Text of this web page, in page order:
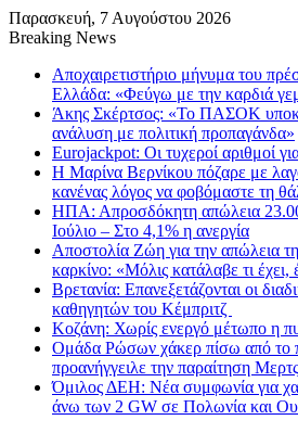
Παρασκευή, 7 Αυγούστου 2026
Breaking News
Αποχαιρετιστήριο μήνυμα του
Ελλάδα: «Φεύγω με την καρδιά
Άκης Σκέρτσος: «Το ΠΑΣΟΚ
ανάλυση με πολιτική προπαγάνδα»
Eurojackpot: Οι τυχεροί αριθμοί
Η Μαρίνα Βερνίκου πόζαρε με
κανένας λόγος να φοβόμαστε τη
ΗΠΑ: Απροσδόκητη απώλεια
Ιούλιο – Στο 4,1% η ανεργία
Αποστολία Ζώη για την απώλεια
καρκίνο: «Μόλις κατάλαβε τι έχει,
Βρετανία: Επανεξετάζονται οι
καθηγητών του Κέμπριτζ
Κοζάνη: Χωρίς ενεργό μέτωπο η
Ομάδα Ρώσων χάκερ πίσω από το
προανήγγειλε την παραίτηση
Όμιλος ΔΕΗ: Νέα συμφωνία για
άνω των 2 GW σε Πολωνία και